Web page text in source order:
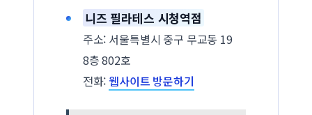
니즈 필라테스 시청역점
주소: 서울특별시 중구 무교동 19
8층 802호
전화:웹사이트 방문하기